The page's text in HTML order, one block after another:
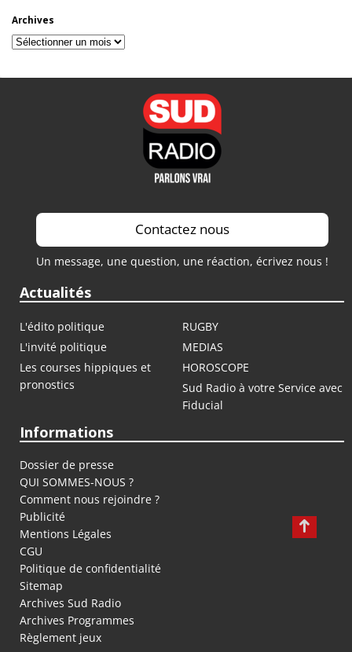
Archives
Archives
Contactez nous
Un message, une question, une réaction, écrivez nous !
Actualités
L'édito politique
RUGBY
L'invité politique
MEDIAS
Les courses hippiques et
pronostics
HOROSCOPE
Sud Radio à votre Service avec
Fiducial
Informations
Dossier de presse
QUI SOMMES-NOUS ?
Comment nous rejoindre ?
Publicité
Mentions Légales
CGU
Politique de confidentialité
Sitemap
Archives Sud Radio
Archives Programmes
Règlement jeux